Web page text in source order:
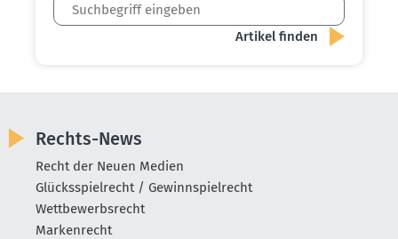
Rechts-News
Recht der Neuen Medien
Glücksspielrecht / Gewinnspielrecht
Wettbewerbsrecht
Markenrecht